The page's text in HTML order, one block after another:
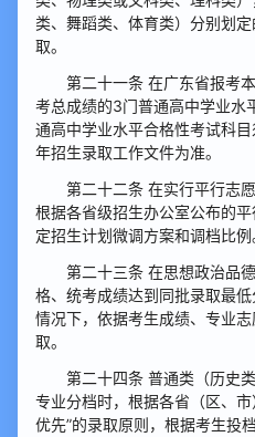
类、舞蹈类、体育类）分别划
取。
第二十一条 在广东省报考
考总成绩的3门普通高中学业水
通高中学业水平合格性考试科
年招生录取工作文件为准。
第二十二条 在实行平行志
根据各省级招生办公室公布的
定招生计划微调方案和调档比例
第二十三条 在思想政治品
格、统考成绩达到同批录取最
情况下，依据考生成绩、专业
取。
第二十四条 普通类（历史
专业分档时，根据各省（区、
优先”的录取原则，根据考生投